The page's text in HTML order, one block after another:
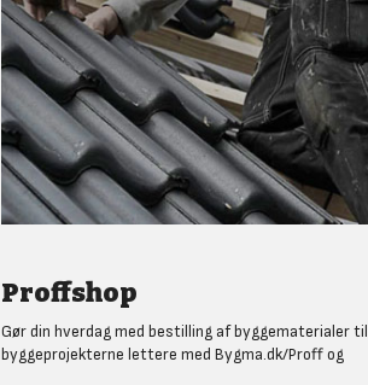
Proffshop
Gør din hverdag med bestilling af byggematerialer til
byggeprojekterne lettere med Bygma.dk/Proff og